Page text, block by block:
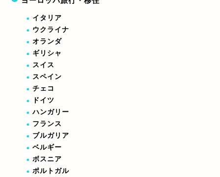
イタリア
ウクライナ
オランダ
ギリシャ
スイス
スペイン
チェコ
ドイツ
ハンガリー
フランス
ブルガリア
ベルギー
ボスニア
ポルトガル